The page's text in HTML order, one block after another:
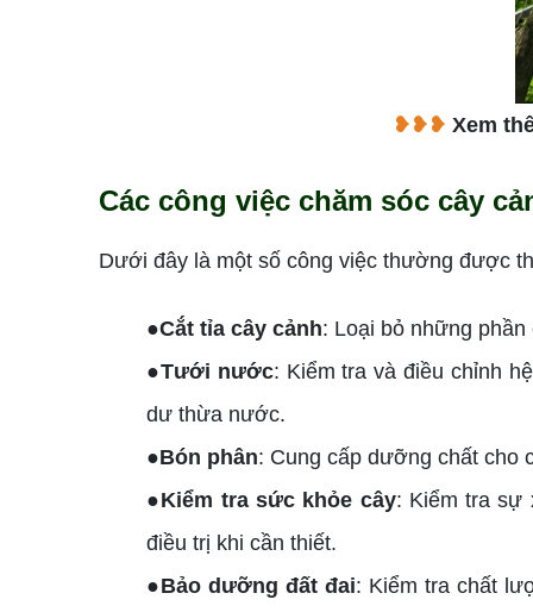
❥❥❥ Xem
Các công việc chăm sóc cây
Dưới đây là một số công việc thường được
●Cắt tỉa cây cảnh: Loại bỏ những
●Tưới nước: Kiểm tra và điều chỉnh
dư thừa nước.
●Bón phân: Cung cấp dưỡng chất cho
●Kiểm tra sức khỏe cây: Kiểm tra sự
điều trị khi cần thiết.
●Bảo dưỡng đất đai: Kiểm tra chất